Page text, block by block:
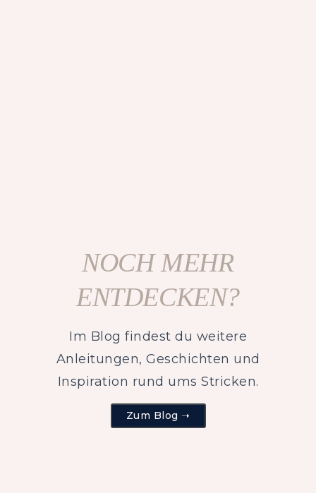
NOCH MEHR
ENTDECKEN?
Im Blog findest du weitere
Anleitungen, Geschichten und
Inspiration rund ums Stricken.
Zum Blog ➝